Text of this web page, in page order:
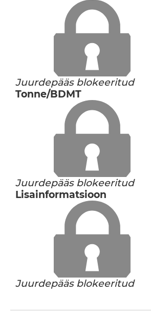
Juurdepääs blokeeritud
Tonne/BDMT
Juurdepääs blokeeritud
Lisainformatsioon
Juurdepääs blokeeritud